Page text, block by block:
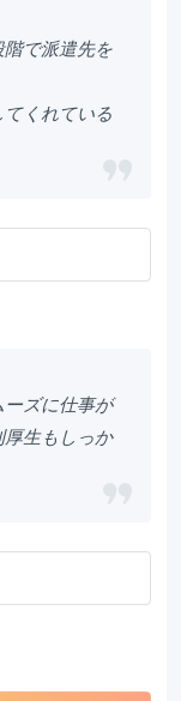
で派遣先を
くれている
ズに仕事が
生もしっか